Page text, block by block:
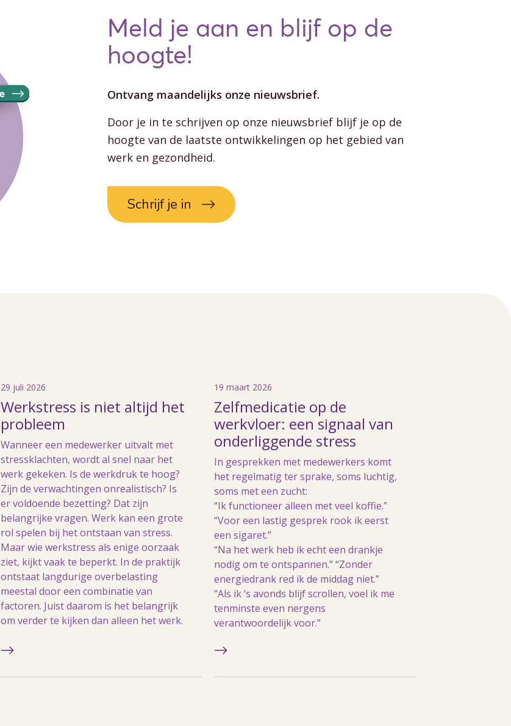
Meld je aan en blijf op de
hoogte!
Ontvang maandelijks onze nieuwsbrief.
Door je in te schrijven op onze nieuwsbrief blijf je op de
hoogte van de laatste ontwikkelingen op het gebied van
werk en gezondheid.
Schrijf je in
29 juli 2026
Werkstress is niet altijd het
probleem
Wanneer een medewerker uitvalt met
stressklachten, wordt al snel naar het
werk gekeken. Is de werkdruk te hoog?
Zijn de verwachtingen onrealistisch? Is
er voldoende bezetting? Dat zijn
belangrijke vragen. Werk kan een grote
rol spelen bij het ontstaan van stress.
Maar wie werkstress als enige oorzaak
ziet, kijkt vaak te beperkt. In de praktijk
ontstaat langdurige overbelasting
meestal door een combinatie van
factoren. Juist daarom is het belangrijk
om verder te kijken dan alleen het werk.
19 maart 2026
Zelfmedicatie op de
werkvloer: een signaal van
onderliggende stress
In gesprekken met medewerkers komt
het regelmatig ter sprake, soms luchtig,
soms met een zucht:
“Ik functioneer alleen met veel koffie.”
“Voor een lastig gesprek rook ik eerst
een sigaret.”
“Na het werk heb ik echt een drankje
nodig om te ontspannen.” “Zonder
energiedrank red ik de middag niet.”
“Als ik ’s avonds blijf scrollen, voel ik me
tenminste even nergens
verantwoordelijk voor.”